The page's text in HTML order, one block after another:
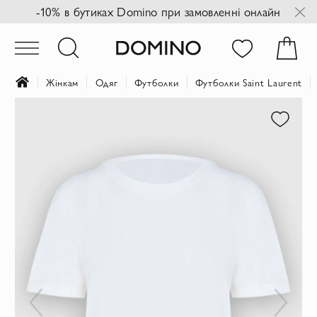
-10% в бутиках Domino при замовленні онлайн
Жінкам Одяг Футболки Футболки Saint Laurent
зображень